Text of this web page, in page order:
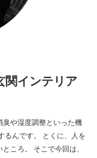
関インテリア
や湿度調整といった機
るんです。 とくに、人を
ころ。 そこで今回は、